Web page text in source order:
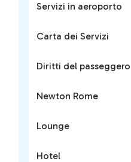
Servizi in aeroporto
Carta dei Servizi
Diritti del passeggero
Newton Rome
Lounge
Hotel